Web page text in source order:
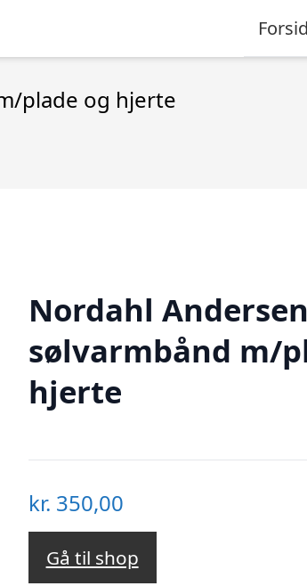
plade og hjerte
Nordahl
sølvarmbånd m/
hjerte
kr. 350,00
Gå til shop